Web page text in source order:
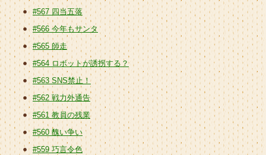
#567 四当五落
#566 今年もサンタ
#565 師走
#564 ロボットが誘拐する？
#563 SNS禁止！
#562 戦力外通告
#561 教員の残業
#560 醜い争い
#559 巧言令色